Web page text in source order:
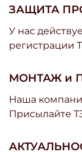
ЗАЩИТА
У нас
регистрации
МОНТАЖ и
Наша
Присылайте